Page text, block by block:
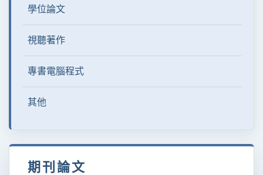
學位論文
視聽著作
專書電腦程式
其他
期刊論文